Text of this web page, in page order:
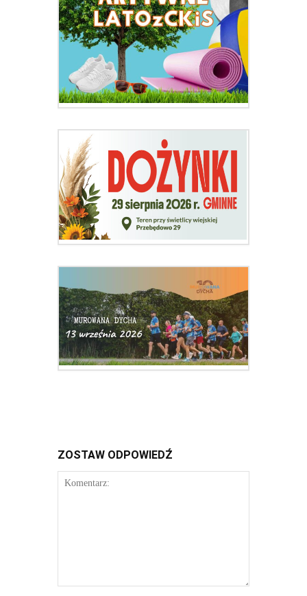
ZOSTAW ODPOWIEDŹ